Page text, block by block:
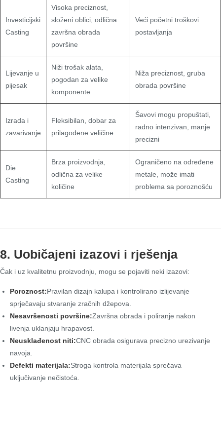
Investicijski
Casting
Visoka preciznost,
složeni oblici, odlična
završna obrada
površine
Veći početni troškovi
postavljanja
Lijevanje u
pijesak
Niži trošak alata,
pogodan za velike
komponente
Niža preciznost, gruba
obrada površine
Izrada i
zavarivanje
Fleksibilan, dobar za
prilagođene veličine
Šavovi mogu propuštati,
radno intenzivan, manje
precizni
Die
Casting
Brza proizvodnja,
odlična za velike
količine
Ograničeno na određene
metale, može imati
problema sa poroznošću
8. Uobičajeni izazovi i rješenja
Čak i uz kvalitetnu proizvodnju, mogu se pojaviti neki izazovi:
Poroznost:Pravilan dizajn kalupa i kontrolirano izlijevanje
sprječavaju stvaranje zračnih džepova.
Nesavršenosti površine:Završna obrada i poliranje nakon
livenja uklanjaju hrapavost.
Neusklađenost niti:CNC obrada osigurava precizno urezivanje
navoja.
Defekti materijala:Stroga kontrola materijala sprečava
uključivanje nečistoća.